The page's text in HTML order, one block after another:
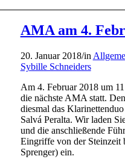
AMA am 4.
20. Januar 2018/in
Sybille Schneiders
Am 4. Februar 2018 um
die nächste AMA statt.
diesmal das
Salvá Peralta. Wir laden
und die anschließende
Eingriffe von der Steinzeit
Sprenger) ein.